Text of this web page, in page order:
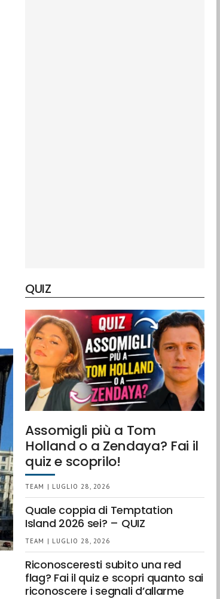
QUIZ
Assomigli più a Tom
Holland o a Zendaya? Fai il
quiz e scoprilo!
TEAM | LUGLIO 28, 2026
Quale coppia di Temptation
Island 2026 sei? – QUIZ
TEAM | LUGLIO 28, 2026
Riconosceresti subito una red
flag? Fai il quiz e scopri quanto sai
riconoscere i segnali d’allarme